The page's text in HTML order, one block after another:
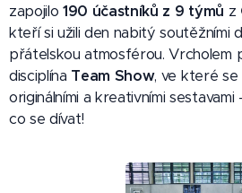
zapojilo190 účastníků z 9 týmů z
kteří si užili den nabitý soutěžními
přátelskou atmosférou. Vrcholem
disciplína Team Show, ve které
originálními a kreativními
co se dívat!